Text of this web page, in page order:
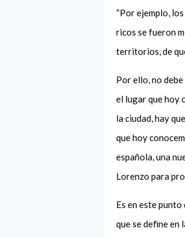
“Por ejemplo,
ricos se fueron
territorios, de
Por ello,no
el lugarque hoy
la ciudad,hay
que hoy
española,una
Lorenzo para
Es en este
que se define en